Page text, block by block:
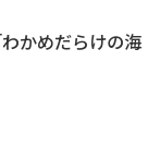
かめだらけの海